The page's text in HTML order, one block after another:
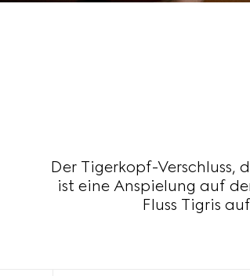
Der Tigerkopf-Verschluss,
ist eine Anspielung auf
Fluss Tigris